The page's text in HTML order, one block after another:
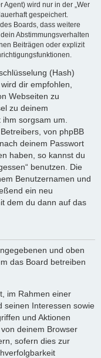
wird nur in der „Wer
gespeichert.
Boards, dass weitere
Abstimmungsverhalten
Beiträgen oder explizit
(Hash)
dir empfohlen,
Webseiten zu
zu deinem
sorgsam um.
von phpBB
deinem Passwort
haben, so kannst du
benutzen. Die
Benutzernamen und
ein neu
dem du dann auf das
und oben
das Board betreiben
im Rahmen einer
seinen Interessen sowie
und Aktionen
deinem Browser
sofern dies zur